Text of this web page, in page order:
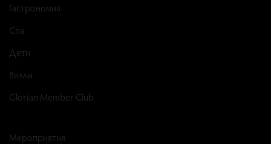
Гастрономия
Спа
Дети
Виллы
Glorian Member Club
Мероприятия